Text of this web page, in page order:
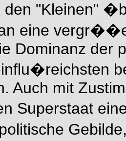
den "Kleinen"
eine
Dominanz der
Auch mit
Superstaat